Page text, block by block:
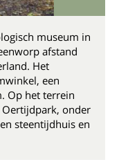
museum in
afstand
Het
een
Op het terrein
onder
steentijdhuis en